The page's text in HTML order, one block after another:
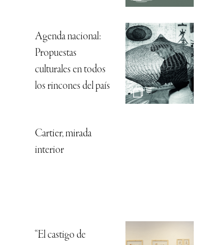
Agenda nacional:
Propuestas
culturales en todos
los rincones del país
Cartier, mirada
interior
“El castigo de